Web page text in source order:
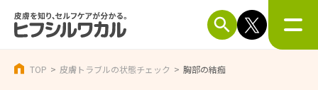
TOP 皮膚トラブルの状態チェック 胸部の結痂